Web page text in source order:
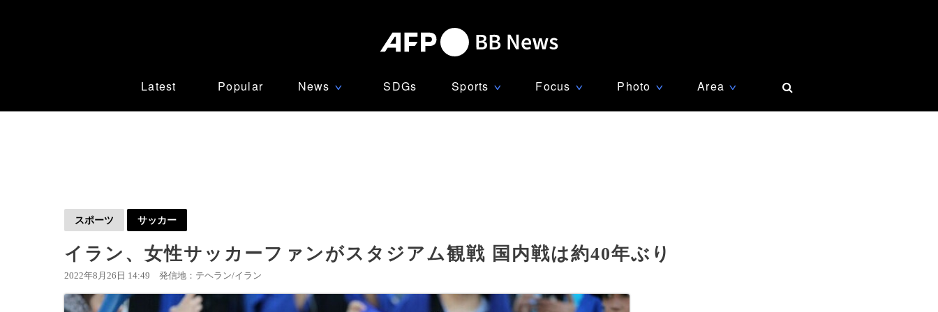
Latest Popular News ∨ SDGs Sports ∨ Focus ∨ Photo ∨ Area ∨
スポーツ サッカー
イラン、女性サッカーファンがスタジアム観戦 国内戦は約40年ぶり
2022年8月26日 14:49 発信地：テヘラン/イラン